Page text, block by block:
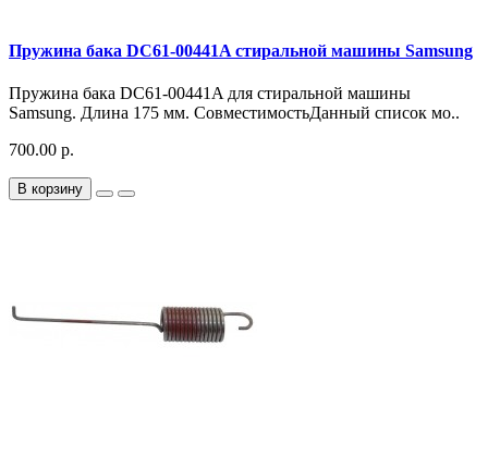
Пружина бака DC61-00441A стиральной машины Samsung
Пружина бака DC61-00441A для стиральной машины
Samsung. Длина 175 мм. СовместимостьДанный список мо..
700.00 р.
В корзину